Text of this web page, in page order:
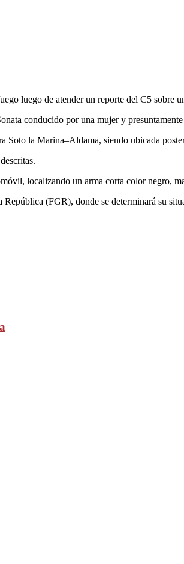
luego de atender un reporte del C5 sobre
conducido por una mujer y presuntamente
la Marina–Aldama, siendo ubicada
localizando un arma corta color negro,
(FGR), donde se determinará su